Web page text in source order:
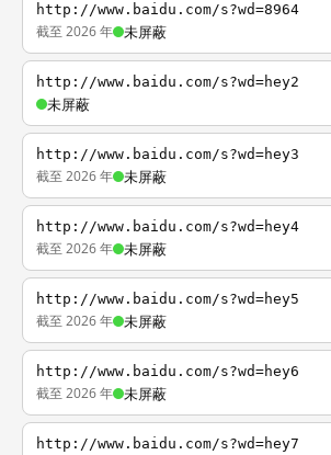
http://www.baidu.com/s?wd=8964
截至 2026 年 未屏蔽
http://www.baidu.com/s?wd=hey2
未屏蔽
http://www.baidu.com/s?wd=hey3
截至 2026 年 未屏蔽
http://www.baidu.com/s?wd=hey4
截至 2026 年 未屏蔽
http://www.baidu.com/s?wd=hey5
截至 2026 年 未屏蔽
http://www.baidu.com/s?wd=hey6
截至 2026 年 未屏蔽
http://www.baidu.com/s?wd=hey7